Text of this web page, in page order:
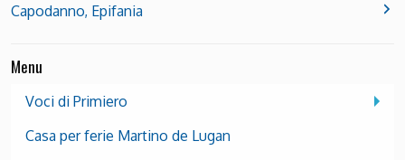
Capodanno, Epifania
Menu
Voci di Primiero
Casa per ferie Martino de Lugan